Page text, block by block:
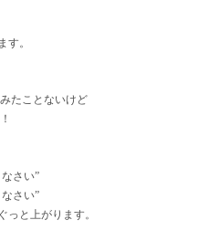
す。
たことないけど
さい”
さい”
っと上がります。